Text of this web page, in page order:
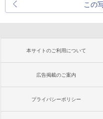
この
本サイトのご利用について
広告掲載のご案内
プライバシーポリシー